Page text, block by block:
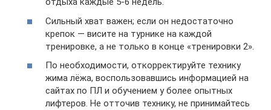
Сильный хват важен; если он недостаточно
крепок — висите на турнике на каждой
тренировке, а не только в конце «тренировки 2».
По необходимости, откорректируйте технику
жима лёжа, воспользовавшись информацией на
сайтах по ПЛ и обучением у более опытных
лифтеров. Не отточив технику, не принимайтесь